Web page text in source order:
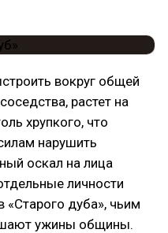
вокруг общей
растет на
хрупкого, что
нарушить
оскал на лица
личности
дуба», чьим
ужины общины.